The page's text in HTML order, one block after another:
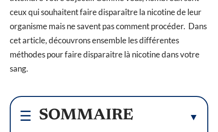
ceux qui souhaitent faire disparaître la nicotine de leur
organisme mais ne savent pas comment procéder. Dans
cet article, découvrons ensemble les différentes
méthodes pour faire disparaitre là nicotine dans votre
sang.
SOMMAIRE